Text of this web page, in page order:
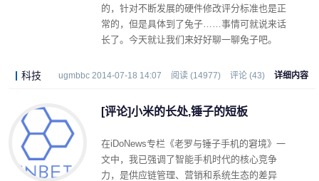
的，针对不断发展的硬件修改评分标准也是正
常的，但是具体到了兔子……事情可就说来话
长了。今天就让我们来好好聊一聊兔子吧。
科技 ugmbbc 2014-07-18 14:07 阅读 (14977) 评论 (43) 详细内容
[评论]小米的长处,锤子的短板
在iDoNews专栏《老罗与锤子手机的窘境》一
文中，我已强调了智能手机时代的核心竞争
力，是供应链管理、营销和系统生态的差异